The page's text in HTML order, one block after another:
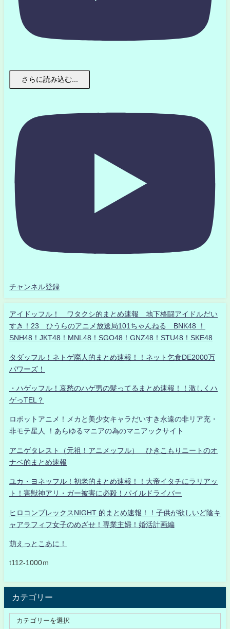
さらに読み込む...
チャンネル登録
アイドッフル！ ワタクシ的まとめ速報 地下格闘アイドルだい
すき！23 ひうらのアニメ放送局101ちゃんねる BNK48 ！
SNH48！JKT48！MNL48！SGO48！GNZ48！STU48！SKE48
タダッフル！ネトゲ廃人的まとめ速報！！ネット乞食DE2000万
パワーズ！
・ハゲッフル！哀愁のハゲ男の髪ってるまとめ速報！！激しくハ
ゲっTEL？
ロボットアニメ！メカと美少女キャラだいすき永遠の非リア充・
非モテ星人 ！あらゆるマニアの為のマニアックサイト
アニゲタレスト（元祖！アニメッフル） ひきこもりニートのオ
ナベ的まとめ速報
ユカ・ヨネッフル！初老的まとめ速報！！大帝イタチにラリアッ
ト！害獣神アリ・ガー被害に必殺！パイルドライバー
ヒロコンプレックスNIGHT 的まとめ速報！！子供が欲しいど陰キ
ャアラフィフ女子のめざせ！専業主婦！婚活計画編
萌えっとこあに！
t112-1000ｍ
カテゴリー